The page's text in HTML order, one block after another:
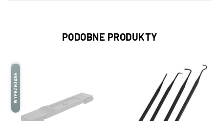
PODOBNE PRODUKTY
WYPRZEDANE